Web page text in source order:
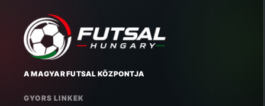
A MAGYAR FUTSAL KÖZPONTJA
GYORS LINKEK